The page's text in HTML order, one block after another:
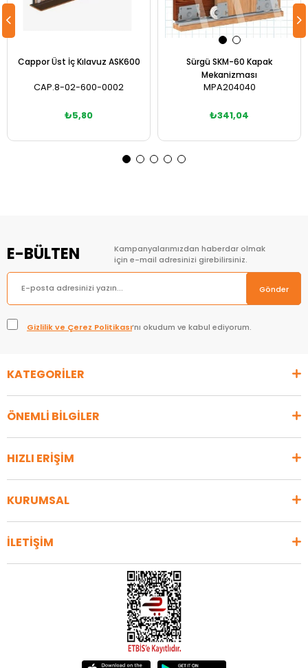
Cappor Üst İç Kılavuz ASK600
CAP.8-02-600-0002
₺5,80
Sürgü SKM-60 Kapak
Mekanizması
MPA204040
₺341,04
E-BÜLTEN
Kampanyalarımızdan haberdar olmak
için e-mail adresinizi girebilirsiniz.
Gönder
Gizlilik ve Çerez Politikası’nı okudum ve kabul ediyorum.
KATEGORİLER
ÖNEMLİ BİLGİLER
HIZLI ERİŞİM
KURUMSAL
İLETİŞİM